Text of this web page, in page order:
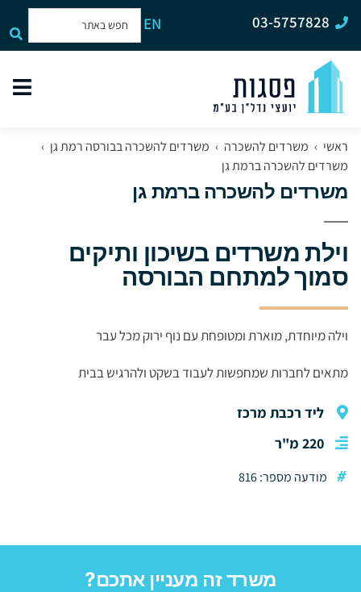
03-5757828
EN
ראשי › משרדים להשכרה › משרדים להשכרה בבורסה רמת גן ›
משרדים להשכרה ברמת גן
משרדים להשכרה ברמת גן
וילת משרדים בשיכון ותיקים
סמוך למתחם הבורסה
וילה מיוחדת, מוארת ומטופחת עם נוף ירוק מכל עבר
מתאים לחברות שמחפשות לעבוד בשקט ולהרגיש בבית
ליד רכבת מרכז
220 מ"ר
# מודעה מספר: 816
משרד זה מעניין אתכם?